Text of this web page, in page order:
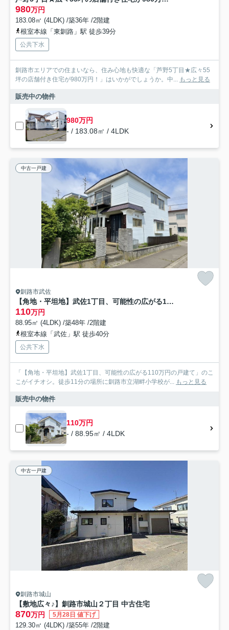
980万円
183.08㎡ (4LDK) /築36年 /2階建
根室本線「東釧路」駅 徒歩39分
公共下水
釧路市エリアでの住まいなら、住み心地も快適な「芦野5丁目★広々55
坪の店舗付き住宅が980万円！」はいかがでしょうか。中... もっと見る
販売中の物件
980万円
- / 183.08㎡ / 4LDK
中古一戸建
釧路市武佐
【角地・平坦地】武佐1丁目、可能性の広がる110万円の戸建て
110万円
88.95㎡ (4LDK) /築48年 /2階建
根室本線「武佐」駅 徒歩40分
公共下水
「【角地・平坦地】武佐1丁目、可能性の広がる110万円の戸建て」のこ
こがイチオシ。徒歩11分の場所に釧路市立湖畔小学校が... もっと見る
販売中の物件
110万円
- / 88.95㎡ / 4LDK
中古一戸建
釧路市城山
【敷地広々♪】釧路市城山２丁目 中古住宅
870万円 5月28日 値下げ
129.30㎡ (4LDK) /築55年 /2階建